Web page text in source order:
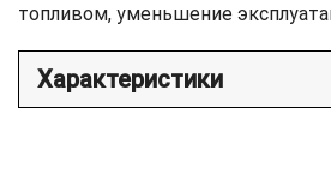
топливом, уменьшение
Характеристики